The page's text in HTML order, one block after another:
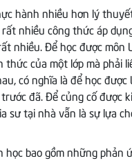
hành nhiều hơn lý
nhiều công thức áp
nhiều. Để học được môn
thức của một lớp mà phải
có nghĩa là để học được
đã. Để củng cố được
sư tại nhà vẫn là sự lựa
học bao gồm những phản